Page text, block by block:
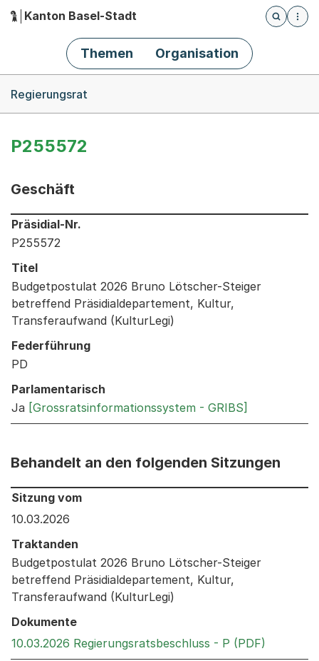
Hauptnavigation
Kanton Basel-Stadt
Öffnet
Themen Organisation
Regierungsrat
P255572
Geschäft
Informationen zum Ausgewählten Geschäft
Präsidial-Nr.
P255572
Titel
Budgetpostulat 2026 Bruno Lötscher-Steiger
betreffend Präsidialdepartement, Kultur,
Transferaufwand (KulturLegi)
Federführung
PD
Parlamentarisch
Ja [Grossratsinformationssystem - GRIBS]
Behandelt an den folgenden Sitzungen
Behandelt an den folgenden Sitzungen: Informationen
Sitzung vom
10.03.2026
Traktanden
Budgetpostulat 2026 Bruno Lötscher-Steiger
betreffend Präsidialdepartement, Kultur,
Transferaufwand (KulturLegi)
Dokumente
10.03.2026 Regierungsratsbeschluss - P (PDF)